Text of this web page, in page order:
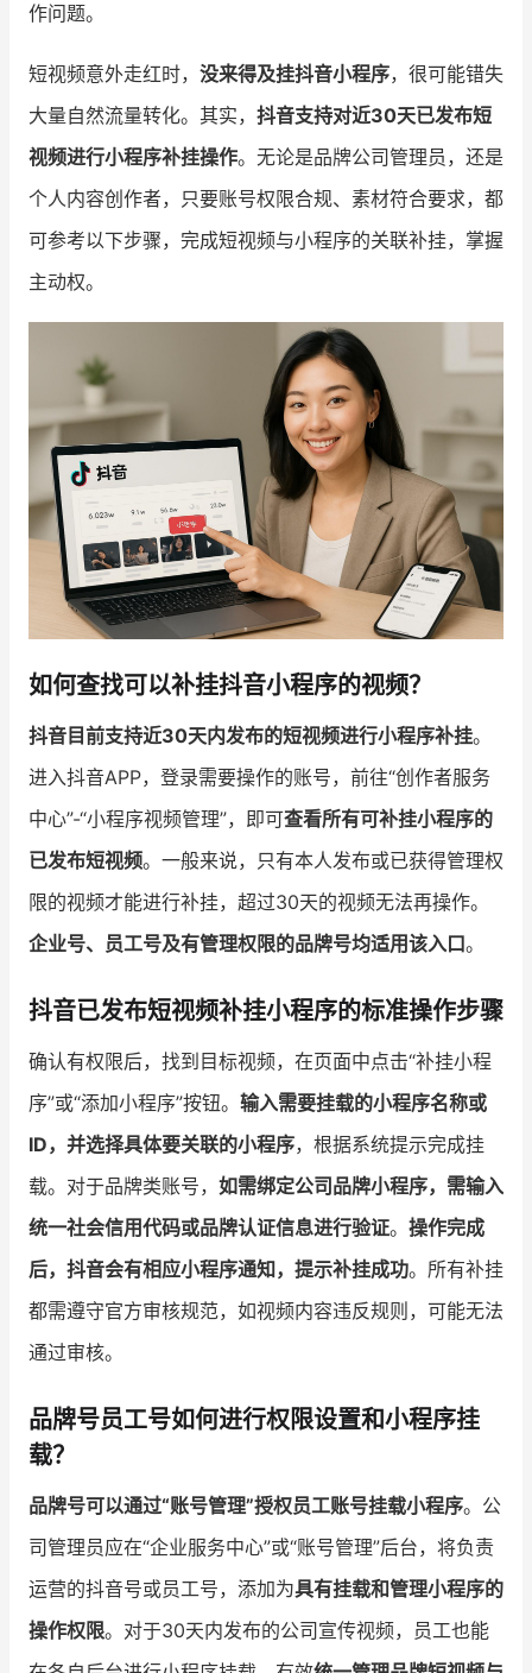
培训课程
私域课程 新零售内参
增长俱乐部
商家社区 社群交流
合作共进
认证代理商
认证服务商 设计服务商
有赞云 数据通服务
作问题。
短视频意外走红时， 没来得及挂抖音小程序，很可能错失
大量自然流量转化。其实， 抖音支持对近30天已发布短
视频进行小程序补挂操作。无论是品牌公司管理员，还是
个人内容创作者，只要账号权限合规、素材符合要求，都
可参考以下步骤，完成短视频与小程序的关联补挂，掌握
主动权。
如何查找可以补挂抖音小程序的视频？
抖音目前支持近30天内发布的短视频进行小程序补挂。
进入抖音APP，登录需要操作的账号，前往“创作者服务
中心”-“小程序视频管理”，即可查看所有可补挂小程序的
已发布短视频。一般来说，只有本人发布或已获得管理权
限的视频才能进行补挂，超过30天的视频无法再操作。
企业号、员工号及有管理权限的品牌号均适用该入口。
抖音已发布短视频补挂小程序的标准操作步骤
确认有权限后，找到目标视频，在页面中点击“补挂小程
序”或“添加小程序”按钮。 输入需要挂载的小程序名称或
ID，并选择具体要关联的小程序，根据系统提示完成挂
载。对于品牌类账号， 如需绑定公司品牌小程序，需输入
统一社会信用代码或品牌认证信息进行验证。 操作完成
后，抖音会有相应小程序通知，提示补挂成功。所有补挂
都需遵守官方审核规范，如视频内容违反规则，可能无法
通过审核。
品牌号员工号如何进行权限设置和小程序挂
载？
品牌号可以通过“账号管理”授权员工账号挂载小程序。公
司管理员应在“企业服务中心”或“账号管理”后台，将负责
运营的抖音号或员工号，添加为具有挂载和管理小程序的
操作权限。对于30天内发布的公司宣传视频，员工也能